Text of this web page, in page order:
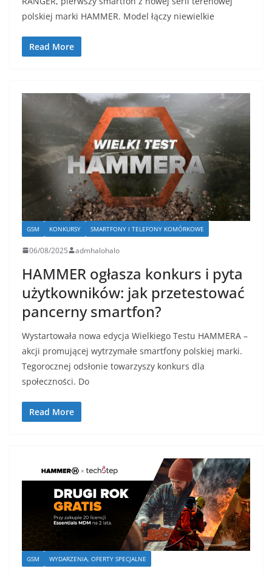
polskiej marki HAMMER. Model łączy niewielkie
Read More
GSM KONKURSY SMARTFONY I TELEFONY KOMÓRKOWE
06/08/2025 admhalohalo
HAMMER ogłasza konkurs i pyta
użytkowników: jak przetestować
pancerny smartfon?
Wystartowała nowa edycja Wielkiego Testu HAMMERA –
akcji promującej wytrzymałe smartfony polskiej marki.
Tegorocznej odsłonie towarzyszy konkurs dla
społeczności. Do
Read More
GSM WYDARZENIA, OFERTY SPECJALNE